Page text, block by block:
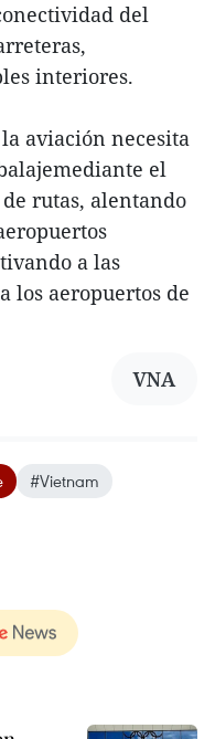
del
interiores.
aviación necesita
el
rutas, alentando
a las
los aeropuertos de
VNA
#Vietnam